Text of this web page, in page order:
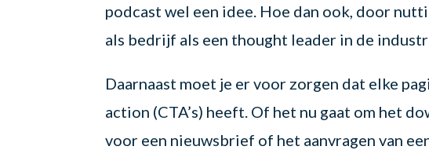
podcast wel een idee. Hoe dan ook, door
als bedrijf als een thought leader in de
Daarnaast moet je er voor zorgen dat elke
action (CTA’s) heeft. Of het nu gaat om het
voor een nieuwsbrief of het aanvragen van